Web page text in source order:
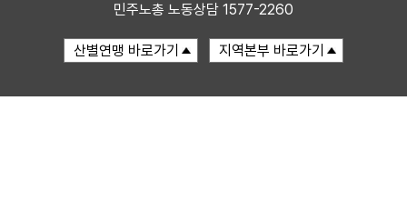
민주노총 노동상담 1577-2260